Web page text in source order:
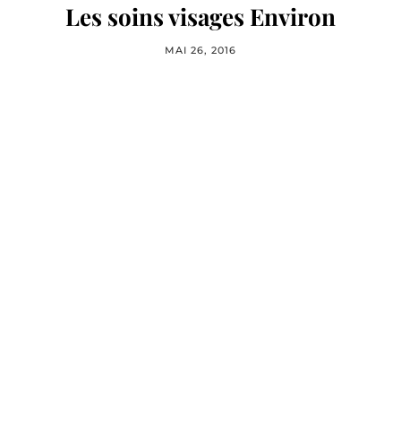
Les soins visages Environ
MAI 26, 2016